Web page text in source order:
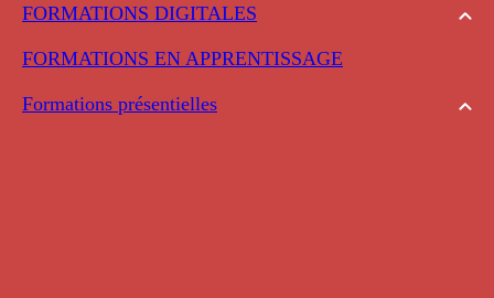
FORMATIONS DIGITALES
FORMATIONS EN APPRENTISSAGE
Formations présentielles